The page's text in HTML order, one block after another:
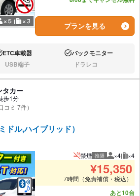
プランを見る
:
ETC車載器 あり:バックモニター
し:USB端子 なし:ドラレコ
タカー
歩1分
コミ 7件）
ドル,ハイブリッド）
禁煙 推奨 推奨人数
×4 推
×4
¥15,350
7時間（免責補償・税込）
あと10台